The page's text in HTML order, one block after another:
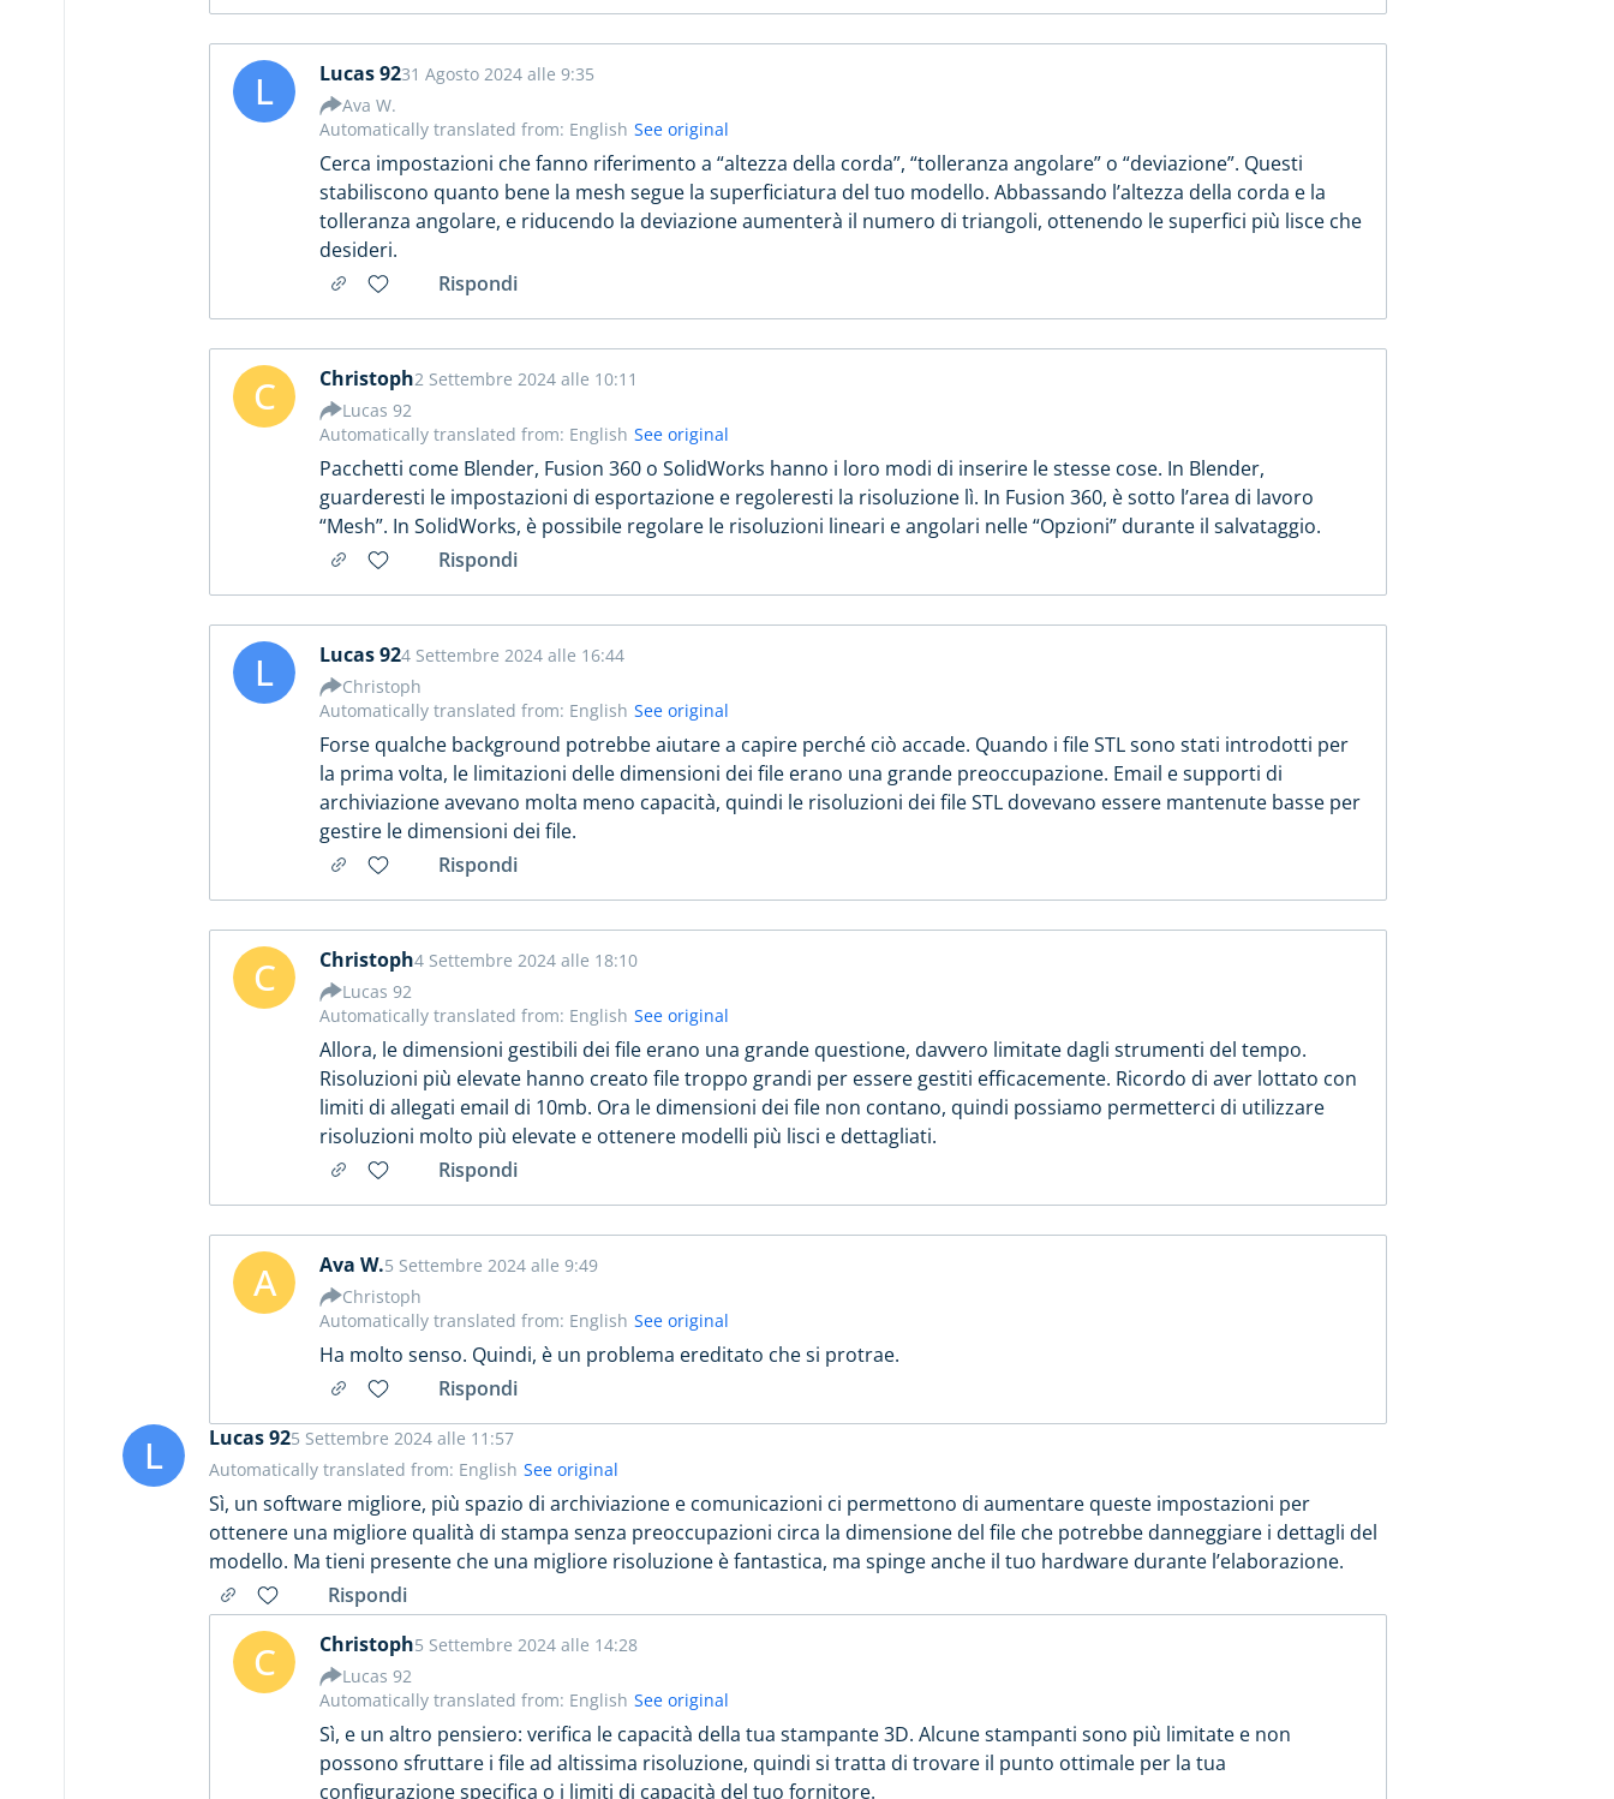
L Lucas 9231 Agosto 2024 alle 9:35
Ava W.
Cerca impostazioni che fanno riferimento a “altezza della corda”, “tolleranza angolare” o “deviazione”. Questi
stabiliscono quanto bene la mesh segue la superficiatura del tuo modello. Abbassando l’altezza della corda e la
tolleranza angolare, e riducendo la deviazione aumenterà il numero di triangoli, ottenendo le superfici più lisce che
desideri.
Automatically translated from: English See original
Rispondi
C Christoph2 Settembre 2024 alle 10:11
Lucas 92
Pacchetti come Blender, Fusion 360 o SolidWorks hanno i loro modi di inserire le stesse cose. In Blender,
guarderesti le impostazioni di esportazione e regoleresti la risoluzione lì. In Fusion 360, è sotto l’area di lavoro
“Mesh”. In SolidWorks, è possibile regolare le risoluzioni lineari e angolari nelle “Opzioni” durante il salvataggio.
Automatically translated from: English See original
Rispondi
L Lucas 924 Settembre 2024 alle 16:44
Christoph
Forse qualche background potrebbe aiutare a capire perché ciò accade. Quando i file STL sono stati introdotti per
la prima volta, le limitazioni delle dimensioni dei file erano una grande preoccupazione. Email e supporti di
archiviazione avevano molta meno capacità, quindi le risoluzioni dei file STL dovevano essere mantenute basse per
gestire le dimensioni dei file.
Automatically translated from: English See original
Rispondi
C Christoph4 Settembre 2024 alle 18:10
Lucas 92
Allora, le dimensioni gestibili dei file erano una grande questione, davvero limitate dagli strumenti del tempo.
Risoluzioni più elevate hanno creato file troppo grandi per essere gestiti efficacemente. Ricordo di aver lottato con
limiti di allegati email di 10mb. Ora le dimensioni dei file non contano, quindi possiamo permetterci di utilizzare
risoluzioni molto più elevate e ottenere modelli più lisci e dettagliati.
Automatically translated from: English See original
Rispondi
A Ava W.5 Settembre 2024 alle 9:49
Christoph
Ha molto senso. Quindi, è un problema ereditato che si protrae.
Automatically translated from: English See original
Rispondi
L Lucas 925 Settembre 2024 alle 11:57
Sì, un software migliore, più spazio di archiviazione e comunicazioni ci permettono di aumentare queste impostazioni per
ottenere una migliore qualità di stampa senza preoccupazioni circa la dimensione del file che potrebbe danneggiare i dettagli del
modello. Ma tieni presente che una migliore risoluzione è fantastica, ma spinge anche il tuo hardware durante l’elaborazione.
Automatically translated from: English See original
Rispondi
C Christoph5 Settembre 2024 alle 14:28
Lucas 92
Sì, e un altro pensiero: verifica le capacità della tua stampante 3D. Alcune stampanti sono più limitate e non
possono sfruttare i file ad altissima risoluzione, quindi si tratta di trovare il punto ottimale per la tua
configurazione specifica o i limiti di capacità del tuo fornitore.
Automatically translated from: English See original